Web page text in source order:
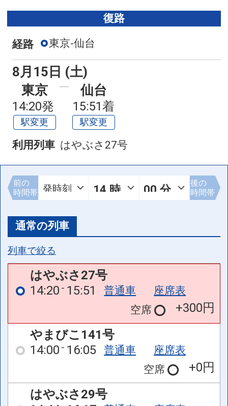
復路
経路 東京-仙台
8月15日 (土)
東京
14:20発
駅変更
仙台
15:51着
駅変更
利用列車 はやぶさ27号
前の
時間帯
後の
時間帯
通常の列車
列車で絞る
はやぶさ27号
14:20 15:51 普通車
座席表
空席
+300円
やまびこ141号
14:00 16:05 普通車
座席表
空席
+0円
はやぶさ29号